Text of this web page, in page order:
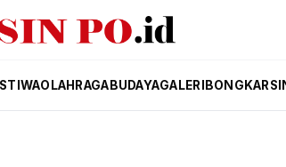
OLAHRAGA BUDAYAGALERI BONGKAR